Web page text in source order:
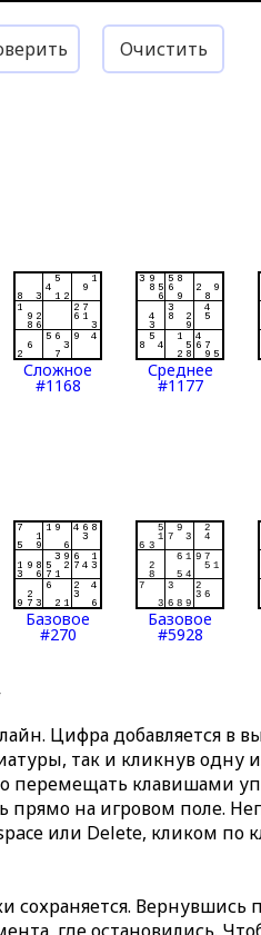
Очистить
Сложное
#1168
Среднее
#1177
Базовое
#270
Базовое
#5928
Цифра добавляется в
так и кликнув одну
клавишами
прямо на игровом поле.
или Delete, кликом по
сохраняется. Вернувшись